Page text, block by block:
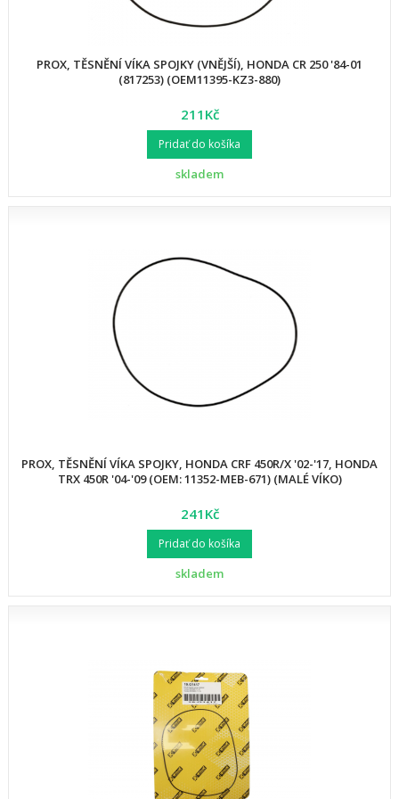
PROX, TĚSNĚNÍ VÍKA SPOJKY (VNĚJŠÍ), HONDA CR 250 '84-01
(817253) (OEM11395-KZ3-880)
211Kč
Pridať do košíka
skladem
PROX, TĚSNĚNÍ VÍKA SPOJKY, HONDA CRF 450R/X '02-'17, HONDA
TRX 450R '04-'09 (OEM: 11352-MEB-671) (MALÉ VÍKO)
241Kč
Pridať do košíka
skladem